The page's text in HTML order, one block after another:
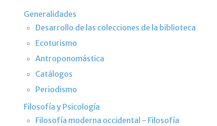
Generalidades
Desarrollo de las colecciones de la biblioteca
Ecoturismo
Antroponomástica
Catálogos
Periodismo
Filosofía y Psicología
Filosofía moderna occidental - Filosofía